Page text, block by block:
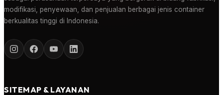
modifikasi, penyewaan, dan penjualan berbagai jenis container
berkualitas tinggi di Indonesia.
SITEMAP & LAYANAN